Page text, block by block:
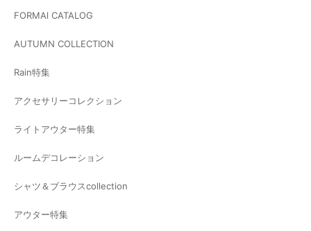
FORMAl CATALOG
AUTUMN COLLECTION
Rain特集
アクセサリーコレクション
ライトアウター特集
ルームデコレーション
シャツ＆ブラウスcollection
アウター特集